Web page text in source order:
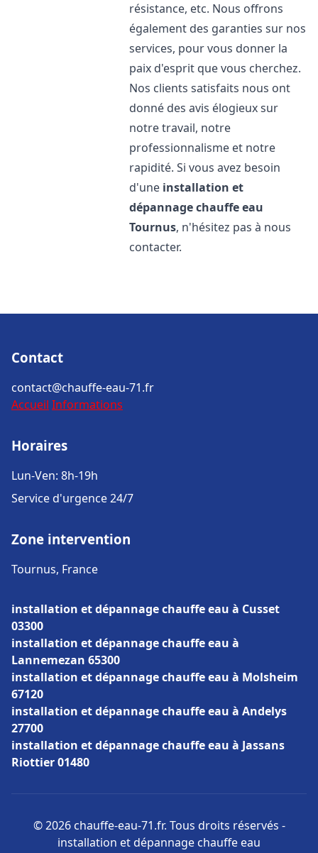
résistance, etc. Nous offrons
également des garanties sur nos
services, pour vous donner la
paix d'esprit que vous cherchez.
Nos clients satisfaits nous ont
donné des avis élogieux sur
notre travail, notre
professionnalisme et notre
rapidité. Si vous avez besoin
d'une installation et
dépannage chauffe eau
Tournus, n'hésitez pas à nous
contacter.
Contact
contact@chauffe-eau-71.fr
Accueil Informations
Horaires
Lun-Ven: 8h-19h
Service d'urgence 24/7
Zone intervention
Tournus, France
installation et dépannage chauffe eau à Cusset
03300
installation et dépannage chauffe eau à
Lannemezan 65300
installation et dépannage chauffe eau à Molsheim
67120
installation et dépannage chauffe eau à Andelys
27700
installation et dépannage chauffe eau à Jassans
Riottier 01480
© 2026 chauffe-eau-71.fr. Tous droits réservés -
installation et dépannage chauffe eau